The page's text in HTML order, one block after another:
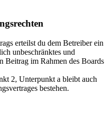
erteilst du dem Betreiber ein
unbeschränktes und
Beitrag im Rahmen des Boards
2, Unterpunkt a bleibt auch
bestehen.